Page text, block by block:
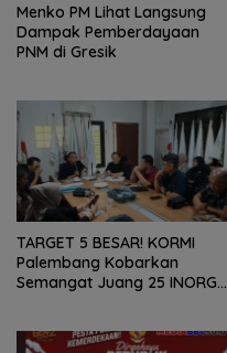
Menko PM Lihat Langsung
Dampak Pemberdayaan
PNM di Gresik
TARGET 5 BESAR! KORMI
Palembang Kobarkan
Semangat Juang 25 INORGA